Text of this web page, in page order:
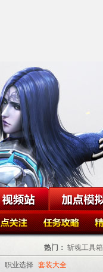
热门： 斩魂工具箱
职业选择 套装大全